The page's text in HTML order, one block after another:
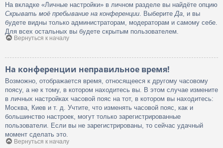
На вкладке «Личные настройки» в личном разделе вы найдёте опцию
Скрывать моё пребывание на конференции . Выберите Да , и вы
будете видны только администраторам, модераторам и самому себе.
Для всех остальных вы будете скрытым пользователем.
Вернуться к началу
На конференции неправильное время!
Возможно, отображается время, относящееся к другому часовому
поясу, а не к тому, в котором находитесь вы. В этом случае измените
в личных настройках часовой пояс на тот, в котором вы находитесь:
Москва, Киев и т. д. Учтите, что изменять часовой пояс, как и
большинство настроек, могут только зарегистрированные
пользователи. Если вы не зарегистрированы, то сейчас удачный
момент сделать это.
Вернуться к началу